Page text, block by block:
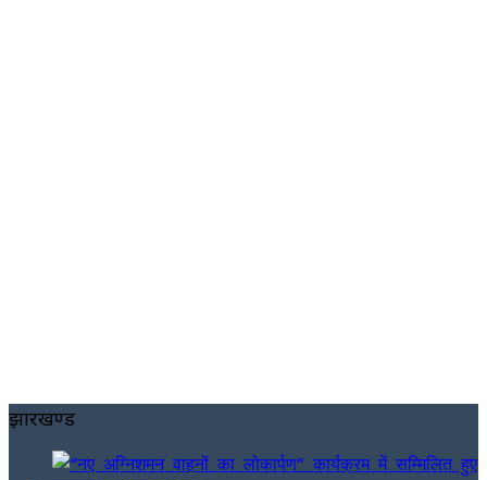
झारखण्ड